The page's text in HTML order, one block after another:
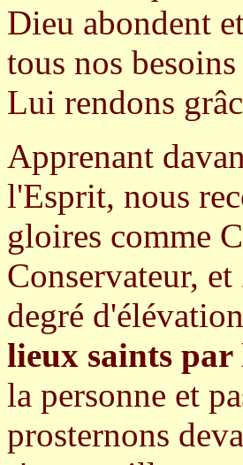
Dieu abondent
tous nos
Lui rendons
Apprenant
l'Esprit, nous
gloires comme
Conservateur, et
degré
lieux saints par
la personne et
prosternons